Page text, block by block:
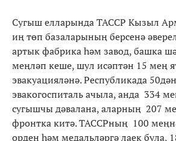
Сугыш елларында ТАССР Кызыл
иң төп базаларының берсенә
артык фабрика һәм завод, башка
меңләп кеше, шул исәптән 15 мең
эвакуацияләнә. Республикада
эвакогоспиталь ачыла, анда 334
сугышчы дәвалана, аларның 207
фронтка китә. ТАССРның 100
орден һәм медальләргә лаек була,